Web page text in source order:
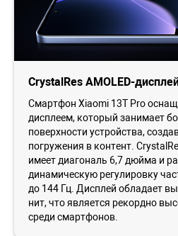
CrystalRes AMOLED-
Смартфон Xiaomi 13T Pro
дисплеем, который занимает
поверхности устройства,
погружения в контент.
имеет диагональ 6,7 дюйма и
динамическую регулировку
до 144 Гц. Дисплей обладает
нит, что является рекордно
среди смартфонов.